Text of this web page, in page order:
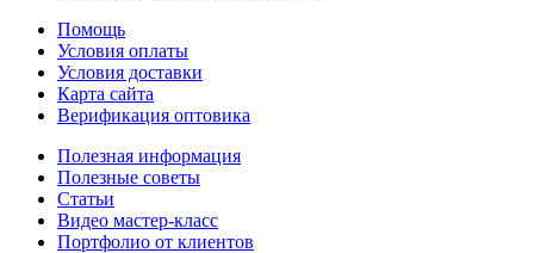
Помощь
Условия оплаты
Условия доставки
Карта сайта
Верификация оптовика
Полезная информация
Полезные советы
Статьи
Видео мастер-класс
Портфолио от клиентов